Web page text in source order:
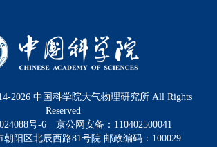
2026 中国科学院大气物理研究所 All Rights
Reserved
号-6
京公网安备：110402500041
朝阳区北辰西路81号院 邮政编码：100029